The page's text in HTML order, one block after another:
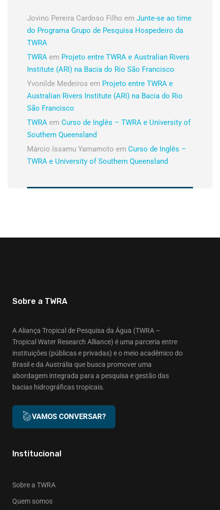
Jovino Pereira Cardoso Filho em Junte-se ao time
do Programa Grupo de Pesquisa Hospedeiro da
TWRA
TWRA em Projeto entre TWRA e Australian Rivers
Institute (ARI) na Bacia do Rio São Francisco
Yvonilde Medeiros em Projeto entre TWRA e
Australian Rivers Institute (ARI) na Bacia do Rio
São Francisco
TWRA em Curso de Inglês – TWRA e University of
Southern Queensland
Márcio Issamu Yamamoto em Curso de Inglês –
TWRA e University of Southern Queensland
Sobre a TWRA
A Aliança Tropical de Pesquisa da Água (TWRA –
Tropical Water Research Alliance) é uma parceria entre
instituições (públicas e privadas) e o meio acadêmico do
Brasil e da Austrália que busca promover uma
abordagem integrada para a pesquisa e gestão das
bacias hidrográficas tropicais.
VAMOS CONVERSAR?
Institucional
Sobre a TWRA
Quem somos